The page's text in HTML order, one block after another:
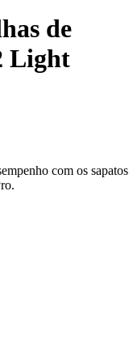
de
Light
com os sapatos